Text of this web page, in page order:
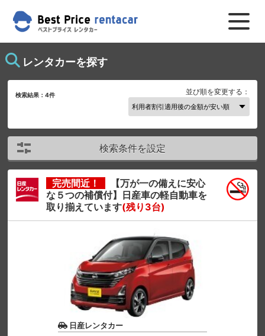
レンタカーを探す
検索結果：4件 並び順を変更する：
検索条件を設定
完売間近！
【万が一の備えに安心
な５つの補償付】日産車の軽自動車を
取り揃えています(残り3台)
日産レンタカー